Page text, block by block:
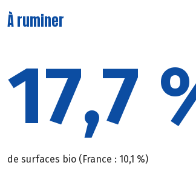
À ruminer
17,7
de surfaces bio (France : 10,1 %)